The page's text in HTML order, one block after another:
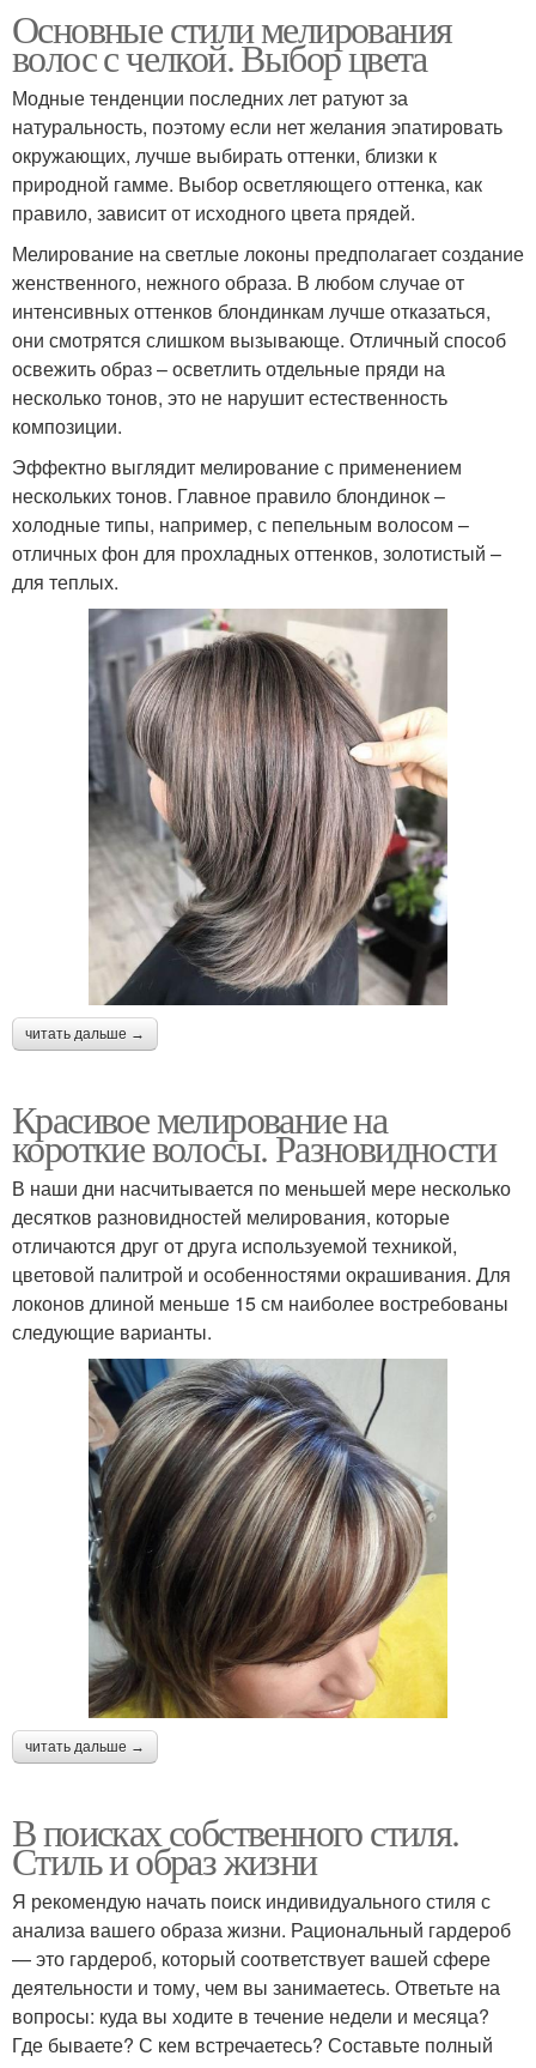
Основные стили мелирования
волос с челкой. Выбор цвета
Модные тенденции последних лет ратуют за
натуральность, поэтому если нет желания эпатировать
окружающих, лучше выбирать оттенки, близки к
природной гамме. Выбор осветляющего оттенка, как
правило, зависит от исходного цвета прядей.
Мелирование на светлые локоны предполагает создание
женственного, нежного образа. В любом случае от
интенсивных оттенков блондинкам лучше отказаться,
они смотрятся слишком вызывающе. Отличный способ
освежить образ – осветлить отдельные пряди на
несколько тонов, это не нарушит естественность
композиции.
Эффектно выглядит мелирование с применением
нескольких тонов. Главное правило блондинок –
холодные типы, например, с пепельным волосом –
отличных фон для прохладных оттенков, золотистый –
для теплых.
читать дальше →
Красивое мелирование на
короткие волосы. Разновидности
В наши дни насчитывается по меньшей мере несколько
десятков разновидностей мелирования, которые
отличаются друг от друга используемой техникой,
цветовой палитрой и особенностями окрашивания. Для
локонов длиной меньше 15 см наиболее востребованы
следующие варианты.
читать дальше →
В поисках собственного стиля.
Стиль и образ жизни
Я рекомендую начать поиск индивидуального стиля с
анализа вашего образа жизни. Рациональный гардероб
— это гардероб, который соответствует вашей сфере
деятельности и тому, чем вы занимаетесь. Ответьте на
вопросы: куда вы ходите в течение недели и месяца?
Где бываете? С кем встречаетесь? Составьте полный